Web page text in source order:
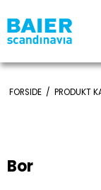
FORSIDE / PRODUKT
Bor